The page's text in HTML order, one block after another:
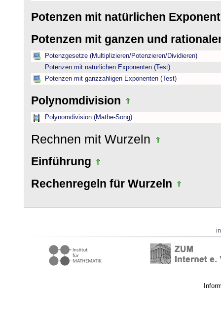
Potenzen mit natürlichen
Potenzen mit ganzen und
Potenzgesetze (Multiplizieren/Potenzieren/Dividieren)
Potenzen mit natürlichen Exponenten (Test)
Potenzen mit ganzzahligen Exponenten (Test)
Polynomdivision
Polynomdivision (Mathe-Song)
Rechnen mit Wurzeln
Einführung
Rechenregeln für Wurzeln